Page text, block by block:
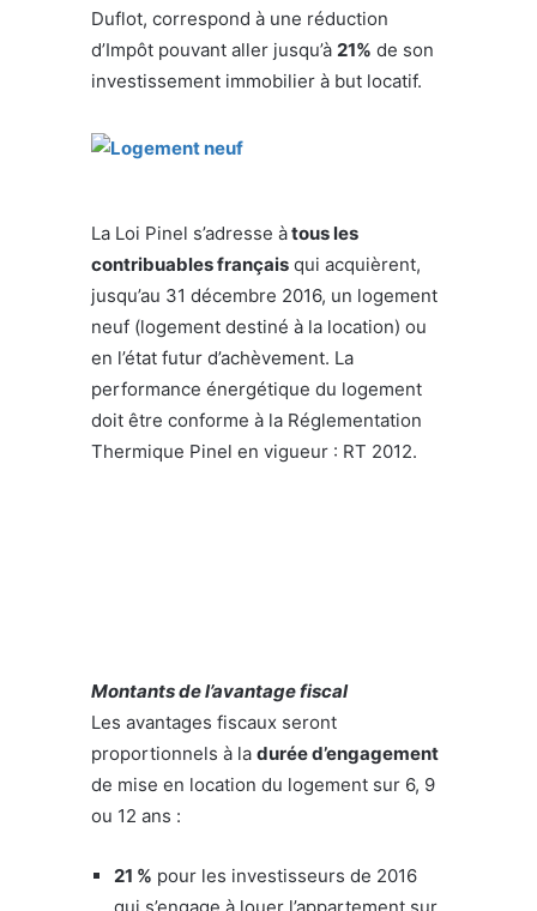
Duflot, correspond à une réduction
d’Impôt pouvant aller jusqu’à 21% de son
investissement immobilier à but locatif.
La Loi Pinel s’adresse àtous les
contribuables français qui acquièrent,
jusqu’au 31 décembre 2016, un logement
neuf (logement destiné à la location) ou
en l’état futur d’achèvement. La
performance énergétique du logement
doit être conforme à la Réglementation
Thermique Pinel en vigueur : RT 2012.
Montants de l’avantage fiscal
Les avantages fiscaux seront
proportionnels à la durée d’engagement
de mise en location du logement sur 6, 9
ou 12 ans :
21 % pour les investisseurs de 2016